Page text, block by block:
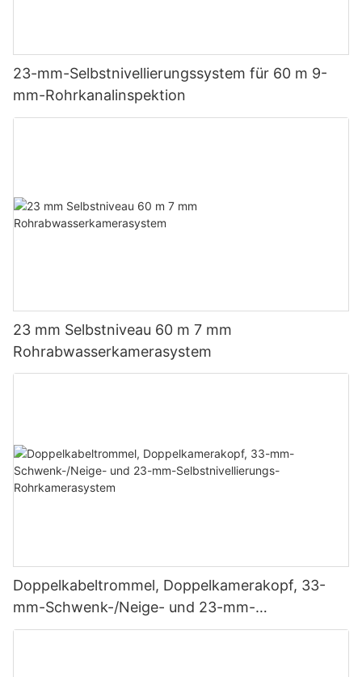
23-mm-Selbstnivellierungssystem für 60 m 9-
mm-Rohrkanalinspektion
23 mm Selbstniveau 60 m 7 mm
Rohrabwasserkamerasystem
Doppelkabeltrommel, Doppelkamerakopf, 33-
mm-Schwenk-/Neige- und 23-mm-
Selbstnivellierungs-Rohrkamerasystem